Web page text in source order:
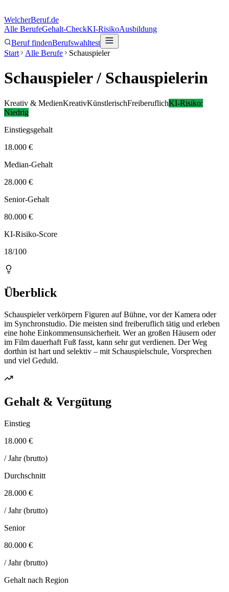
WelcherBeruf.de
Alle BerufeGehalt-CheckKI-RisikoAusbildung
Beruf findenBerufswahltest
Start
Alle Berufe Schauspieler
Schauspieler/ Schauspielerin
Kreativ & MedienKreativKünstlerischFreiberuflichKI-Risiko:
Niedrig
Einstiegsgehalt
18.000 €
Median-Gehalt
28.000 €
Senior-Gehalt
80.000 €
KI-Risiko-Score
18/100
Überblick
Schauspieler verkörpern Figuren auf Bühne, vor der Kamera oder
im Synchronstudio. Die meisten sind freiberuflich tätig und erleben
eine hohe Einkommensunsicherheit. Wer an großen Häusern oder
im Film dauerhaft Fuß fasst, kann sehr gut verdienen. Der Weg
dorthin ist hart und selektiv – mit Schauspielschule, Vorsprechen
und viel Geduld.
Gehalt & Vergütung
Einstieg
18.000 €
/ Jahr (brutto)
Durchschnitt
28.000 €
/ Jahr (brutto)
Senior
80.000 €
/ Jahr (brutto)
Gehalt nach Region